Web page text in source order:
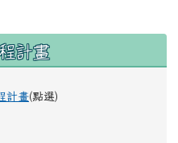
計畫
計畫(點選)